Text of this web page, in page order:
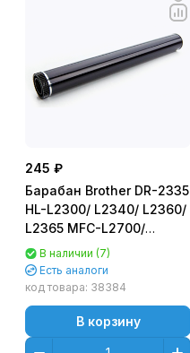
245 ₽
Барабан Brother DR-2335
HL-L2300/ L2340/ L2360/
L2365 MFC-L2700/
L2720/ L2740 DCP-L2500/
L2520/ L2540/ L2560
(ФОТОВАЛ,
ФОТОБАРАБАН)
В наличии (7)
Есть аналоги
код товара: 38384
В корзину